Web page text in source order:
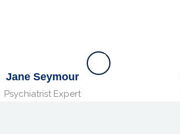
Jane Seymour
Psychiatrist Expert